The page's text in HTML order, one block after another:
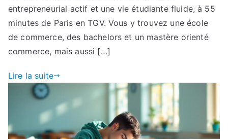
entrepreneurial actif et une vie étudiante fluide, à 55
minutes de Paris en TGV. Vous y trouvez une école
de commerce, des bachelors et un mastère orienté
commerce, mais aussi […]
Lire la suite